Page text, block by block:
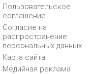
Пользовательское
соглашение
Согласие на
распространение
персональных данных
Карта сайта
Медийная реклама